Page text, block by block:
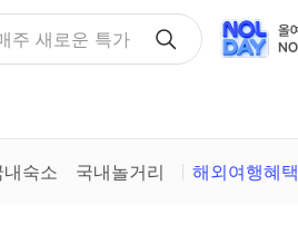
행 혜택
내숙소 국내놀거리 해외여행혜택